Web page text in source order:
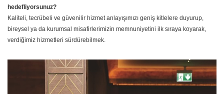
hedefliyorsunuz?
Kaliteli, tecrübeli ve güvenilir hizmet anlayışımızı geniş kitlelere duyurup,
bireysel ya da kurumsal misafirlerimizin memnuniyetini ilk sıraya koyarak,
verdiğimiz hizmetleri sürdürebilmek.